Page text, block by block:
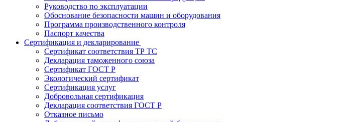
Руководство по эксплуатации
Обоснование безопасности машин и оборудования
Программа производственного контроля
Паспорт качества
Сертификация и декларирование
Сертификат соответствия ТР ТС
Декларация таможенного союза
Сертификат ГОСТ Р
Экологический сертификат
Сертификация услуг
Добровольная сертификация
Декларация соответствия ГОСТ Р
Отказное письмо